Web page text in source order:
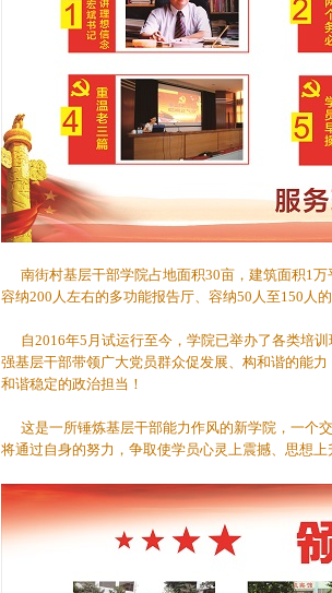
南街村基层干部学院占地面积30亩，建筑面积1万
容纳200人左右的多功能报告厅、容纳50人至150人
自2016年5月试运行至今，学院已举办了各类培
强基层干部带领广大党员群众促发展、构和谐的能
和谐稳定的政治担当！
这是一所锤炼基层干部能力作风的新学院，一个
将通过自身的努力，争取使学员心灵上震撼、思想